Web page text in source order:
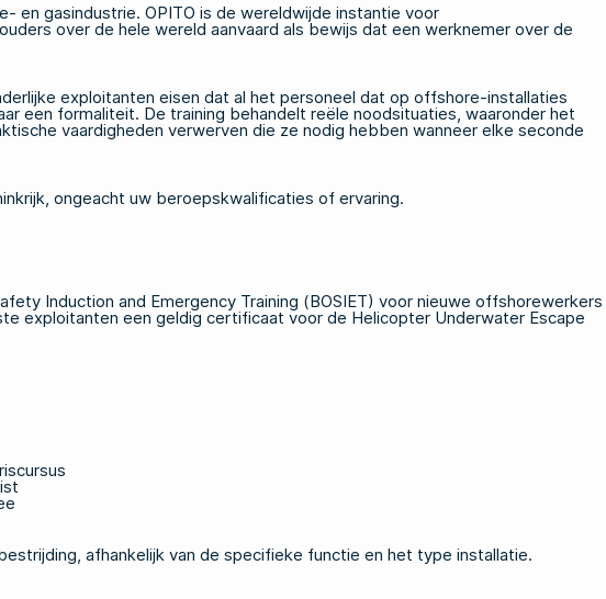
en gasindustrie. OPITO is de wereldwijde instantie voor
over de hele wereld aanvaard als bewijs dat een werknemer over de
exploitanten eisen dat al het personeel dat op offshore-installaties
een formaliteit. De training behandelt reële noodsituaties, waaronder het
vaardigheden verwerven die ze nodig hebben wanneer elke seconde
ongeacht uw beroepskwalificaties of ervaring.
Induction and Emergency Training (BOSIET) voor nieuwe offshorewerkers
exploitanten een geldig certificaat voor de Helicopter Underwater Escape
afhankelijk van de specifieke functie en het type installatie.